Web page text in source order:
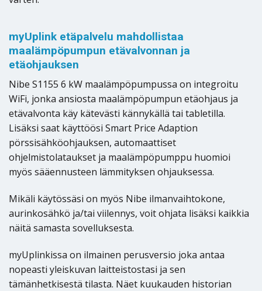
myUplink etäpalvelu mahdollistaa
maalämpöpumpun etävalvonnan ja
etäohjauksen
Nibe S1155 6 kW maalämpöpumpussa on integroitu
WiFi, jonka ansiosta maalämpöpumpun etäohjaus ja
etävalvonta käy kätevästi kännykällä tai tabletilla.
Lisäksi saat käyttöösi Smart Price Adaption
pörssisähköohjauksen, automaattiset
ohjelmistolataukset ja maalämpöpumppu huomioi
myös sääennusteen lämmityksen ohjauksessa.
Mikäli käytössäsi on myös Nibe ilmanvaihtokone,
aurinkosähkö ja/tai viilennys, voit ohjata lisäksi kaikkia
näitä samasta sovelluksesta.
myUplinkissa on ilmainen perusversio joka antaa
nopeasti yleiskuvan laitteistostasi ja sen
tämänhetkisestä tilasta. Näet kuukauden historian